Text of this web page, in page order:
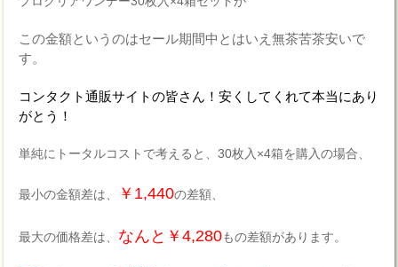
この金額というのはセール期間中とはいえ無茶苦茶安いで
す。
コンタクト通販サイトの皆さん！安くしてくれて本当にあり
がとう！
単純にトータルコストで考えると、30枚入×4箱を購入の場合、
最小の金額差は、 ￥1,440の差額、
最大の価格差は、 なんと￥4,280もの差額があります。